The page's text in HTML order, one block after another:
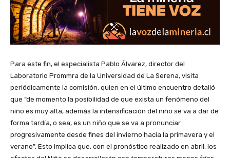
Para este fin, el especialista Pablo Álvarez, director del
Laboratorio Prommra de la Universidad de La Serena, visita
periódicamente la comisión, quien en el último encuentro detalló
que “de momento la posibilidad de que exista un fenómeno del
niño es muy alta, además la intensificación del niño se va a dar de
forma tardía, o sea, es un niño que se va a pronunciar
progresivamente desde fines del invierno hacia la primavera y el
verano”. Esto implica que, con el pronóstico realizado en abril, los